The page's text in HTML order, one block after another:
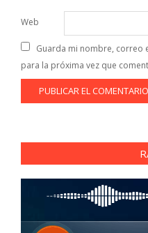
Web
Guarda mi nombre, correo
para la próxima vez que